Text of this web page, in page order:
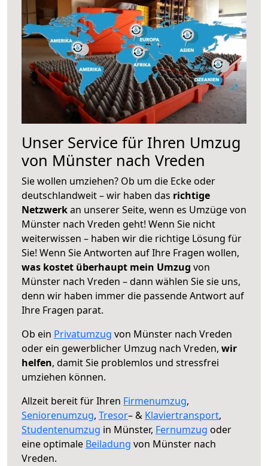
Unser Service für Ihren Umzug
von Münster nach Vreden
Sie wollen umziehen? Ob um die Ecke oder
deutschlandweit – wir haben das richtige
Netzwerkan unserer Seite, wenn es Umzüge von
Münster nach Vreden geht! Wenn Sie nicht
weiterwissen – haben wir die richtige Lösung für
Sie! Wenn Sie Antworten auf Ihre Fragen wollen,
was kostet überhaupt mein Umzug von
Münster nach Vreden – dann wählen Sie sie uns,
denn wir haben immer die passende Antwort auf
Ihre Fragen parat.
Ob ein Privatumzug von Münster nach Vreden
oder ein gewerblicher Umzug nach Vreden, wir
helfen, damit Sie problemlos und stressfrei
umziehen können.
Allzeit bereit für Ihren Firmenumzug,
Seniorenumzug, Tresor– & Klaviertransport,
Studentenumzug in Münster, Fernumzug oder
eine optimale Beiladung von Münster nach
Vreden.